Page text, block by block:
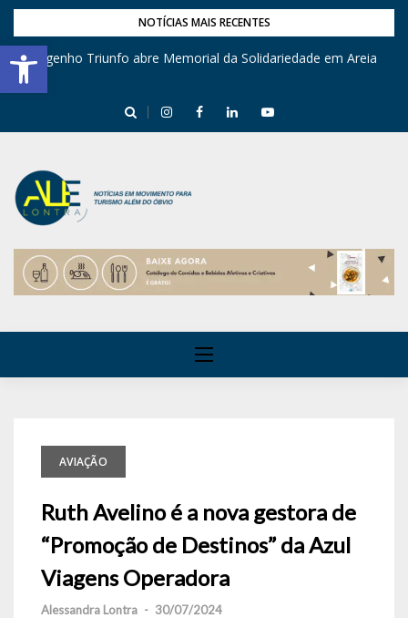
Barra de Ferramentas Aberta
NOTÍCIAS MAIS RECENTES
Engenho Triunfo abre Memorial da Solidariedade em Areia
AVIAÇÃO
Ruth Avelino é a nova gestora de
“Promoção de Destinos” da Azul
Viagens Operadora
Alessandra Lontra - 30/07/2024